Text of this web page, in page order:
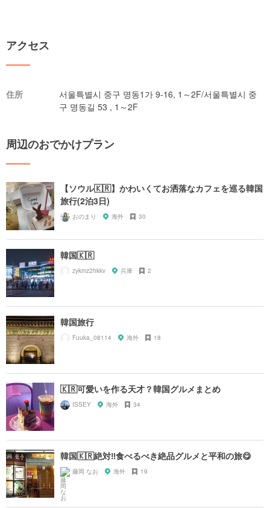
アクセス
住所
서울특별시 중구 명동1가 9-16, 1～2F/서울특별시 중
구 명동길 53 , 1～2F
周辺のおでかけプラン
【ソウル🇰🇷】かわいくてお洒落なカフェを巡る韓国
旅行(2泊3日)
おのまり 海外 30
韓国🇰🇷
zykmz2hkkv 兵庫 2
韓国旅行
Fuuka_08114 海外 18
🇰🇷可愛いを作る天才？韓国グルメまとめ
ISSEY 海外 34
韓国🇰🇷絶対‼️食べるべき絶品グルメと平和の旅😋
藤岡 なお 海外 19